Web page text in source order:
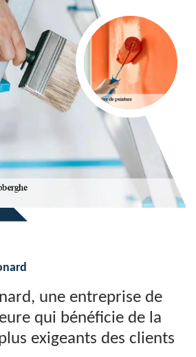
une entreprise de
qui bénéficie de la
exigeants des clients